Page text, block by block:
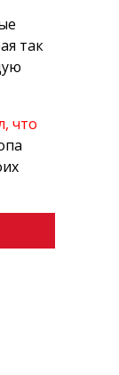
так
что